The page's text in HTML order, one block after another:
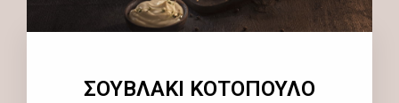
ΣΟΥΒΛΑΚΙ ΚΟΤΟΠΟΥΛΟ